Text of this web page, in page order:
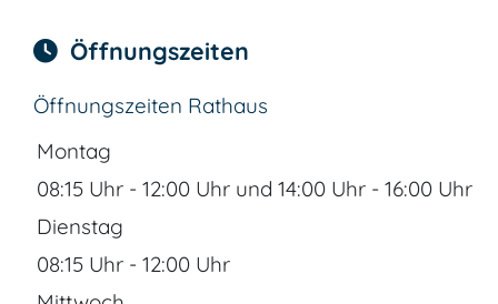
Öffnungszeiten
Öffnungszeiten Rathaus
Montag
08:15 Uhr - 12:00 Uhr und 14:00 Uhr - 16:00 Uhr
Dienstag
08:15 Uhr - 12:00 Uhr